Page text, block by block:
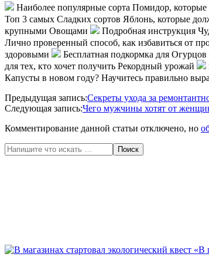
Наиболее популярные сорта Помидор,
Топ 3 самых Сладких сортов Яблонь, которые
крупными Овощами
Подробная инструкция
Лично проверенный способ, как избавиться от
здоровыми
Бесплатная подкормка для
для тех, кто хочет получить Рекордный урожай
Капусты в новом году? Научитесь правильно
2020-
05-
Предыдущая запись:Секреты ухода за
Следующая запись:Чего мужчины хотят от
Комментирование данной статьи отключено, но
Поиск